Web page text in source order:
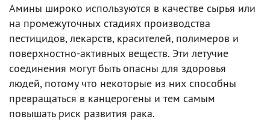
Амины широко используются в качестве сырья или
на промежуточных стадиях производства
пестицидов, лекарств, красителей, полимеров и
поверхностно-активных веществ. Эти летучие
соединения могут быть опасны для здоровья
людей, потому что некоторые из них способны
превращаться в канцерогены и тем самым
повышать риск развития рака.